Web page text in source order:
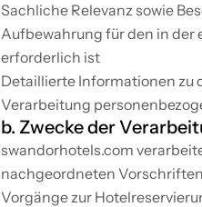
Sachliche Relevanz sowie
Aufbewahrung für den in der
erforderlich ist
Detaillierte Informationen zu
Verarbeitung
b. Zwecke der
swandorhotels.com
nachgeordneten
Vorgänge zur